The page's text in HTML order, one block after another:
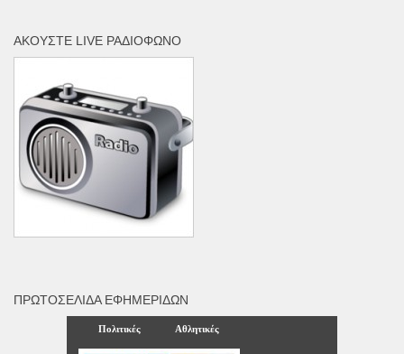
ΑΚΟΎΣΤΕ LIVE ΡΑΔΙΌΦΩΝΟ
ΠΡΩΤΟΣΈΛΙΔΑ ΕΦΗΜΕΡΊΔΩΝ